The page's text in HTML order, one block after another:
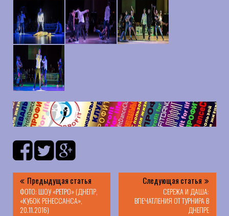
Предыдущая статья
ФОТО: ШОУ «РЕТРО» (ДНЕПР,
«КУБОК РЕНЕССАНСА»,
20.11.2016)
Следующая статья
СЕРЕЖА И ДАША:
ВПЕЧАТЛЕНИЯ ОТ ТУРНИРА В
ДНЕПРЕ